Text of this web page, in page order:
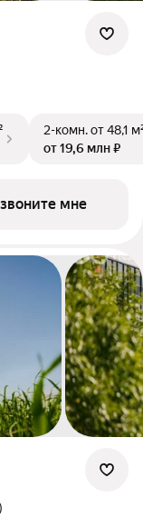
2-комн.от 48,1
от 19,6 млн ₽
мне